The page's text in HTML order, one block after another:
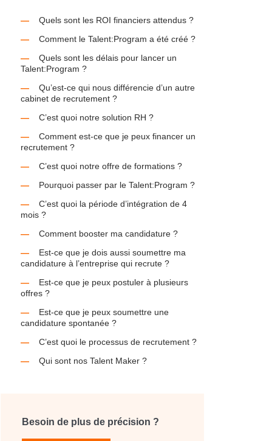
Quels sont les ROI financiers attendus ?
Comment le Talent:Program a été créé ?
Quels sont les délais pour lancer un
Talent:Program ?
Qu’est-ce qui nous différencie d’un autre
cabinet de recrutement ?
C’est quoi notre solution RH ?
Comment est-ce que je peux financer un
recrutement ?
C’est quoi notre offre de formations ?
Pourquoi passer par le Talent:Program ?
C’est quoi la période d’intégration de 4
mois ?
Comment booster ma candidature ?
Est-ce que je dois aussi soumettre ma
candidature à l’entreprise qui recrute ?
Est-ce que je peux postuler à plusieurs
offres ?
Est-ce que je peux soumettre une
candidature spontanée ?
C’est quoi le processus de recrutement ?
Qui sont nos Talent Maker ?
Besoin de plus de précision ?